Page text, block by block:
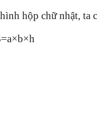
hộp chữ nhật, ta